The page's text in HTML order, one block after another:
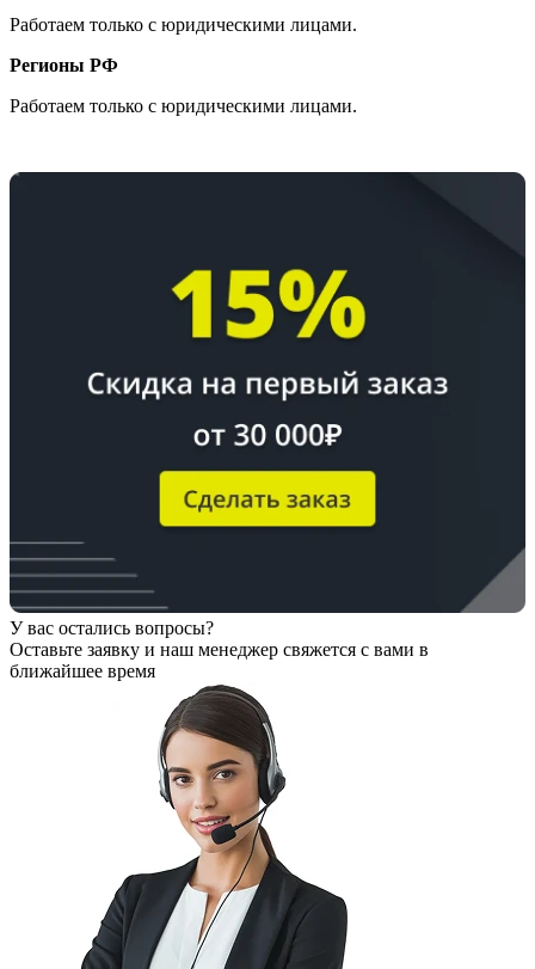
Работаем только с юридическими лицами.
Регионы РФ
Работаем только с юридическими лицами.
У вас остались вопросы?
Оставьте заявку и наш менеджер свяжется с вами в
ближайшее время